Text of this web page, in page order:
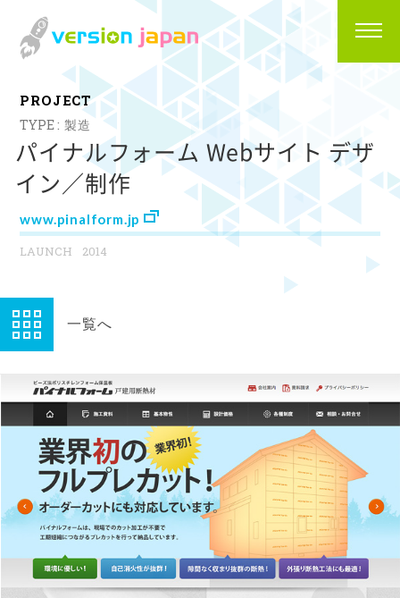
PROJECT
製造
パイナルフォーム Webサイト デザ
イン／制作
www.pinalform.jp
2014
一覧へ